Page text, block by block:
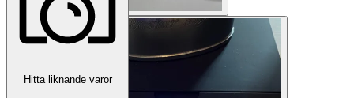
Hitta liknande varor